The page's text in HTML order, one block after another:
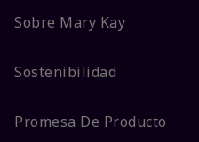
Sobre Mary Kay
Sostenibilidad
Promesa De Producto